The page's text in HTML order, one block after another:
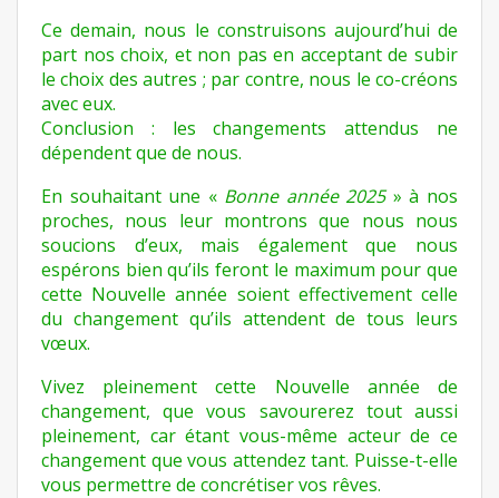
Ce demain, nous le construisons aujourd’hui de
part nos choix, et non pas en acceptant de subir
le choix des autres ; par contre, nous le co-créons
avec eux.
Conclusion : les changements attendus ne
dépendent que de nous.
En souhaitant une « Bonne année 2025» à nos
proches, nous leur montrons que nous nous
soucions d’eux, mais également que nous
espérons bien qu’ils feront le maximum pour que
cette Nouvelle année soient effectivement celle
du changement qu’ils attendent de tous leurs
vœux.
Vivez pleinement cette Nouvelle année de
changement, que vous savourerez tout aussi
pleinement, car étant vous-même acteur de ce
changement que vous attendez tant. Puisse-t-elle
vous permettre de concrétiser vos rêves.